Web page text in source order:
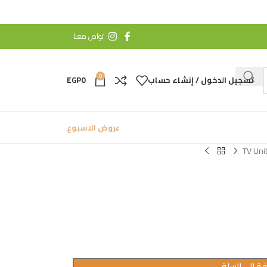
تواص معنا
تسجيل الدخول / إنشاء حساب 0
EGP0
عروض الاسبوع
TV